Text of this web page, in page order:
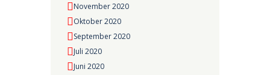
November 2020
Oktober 2020
September 2020
Juli 2020
Juni 2020